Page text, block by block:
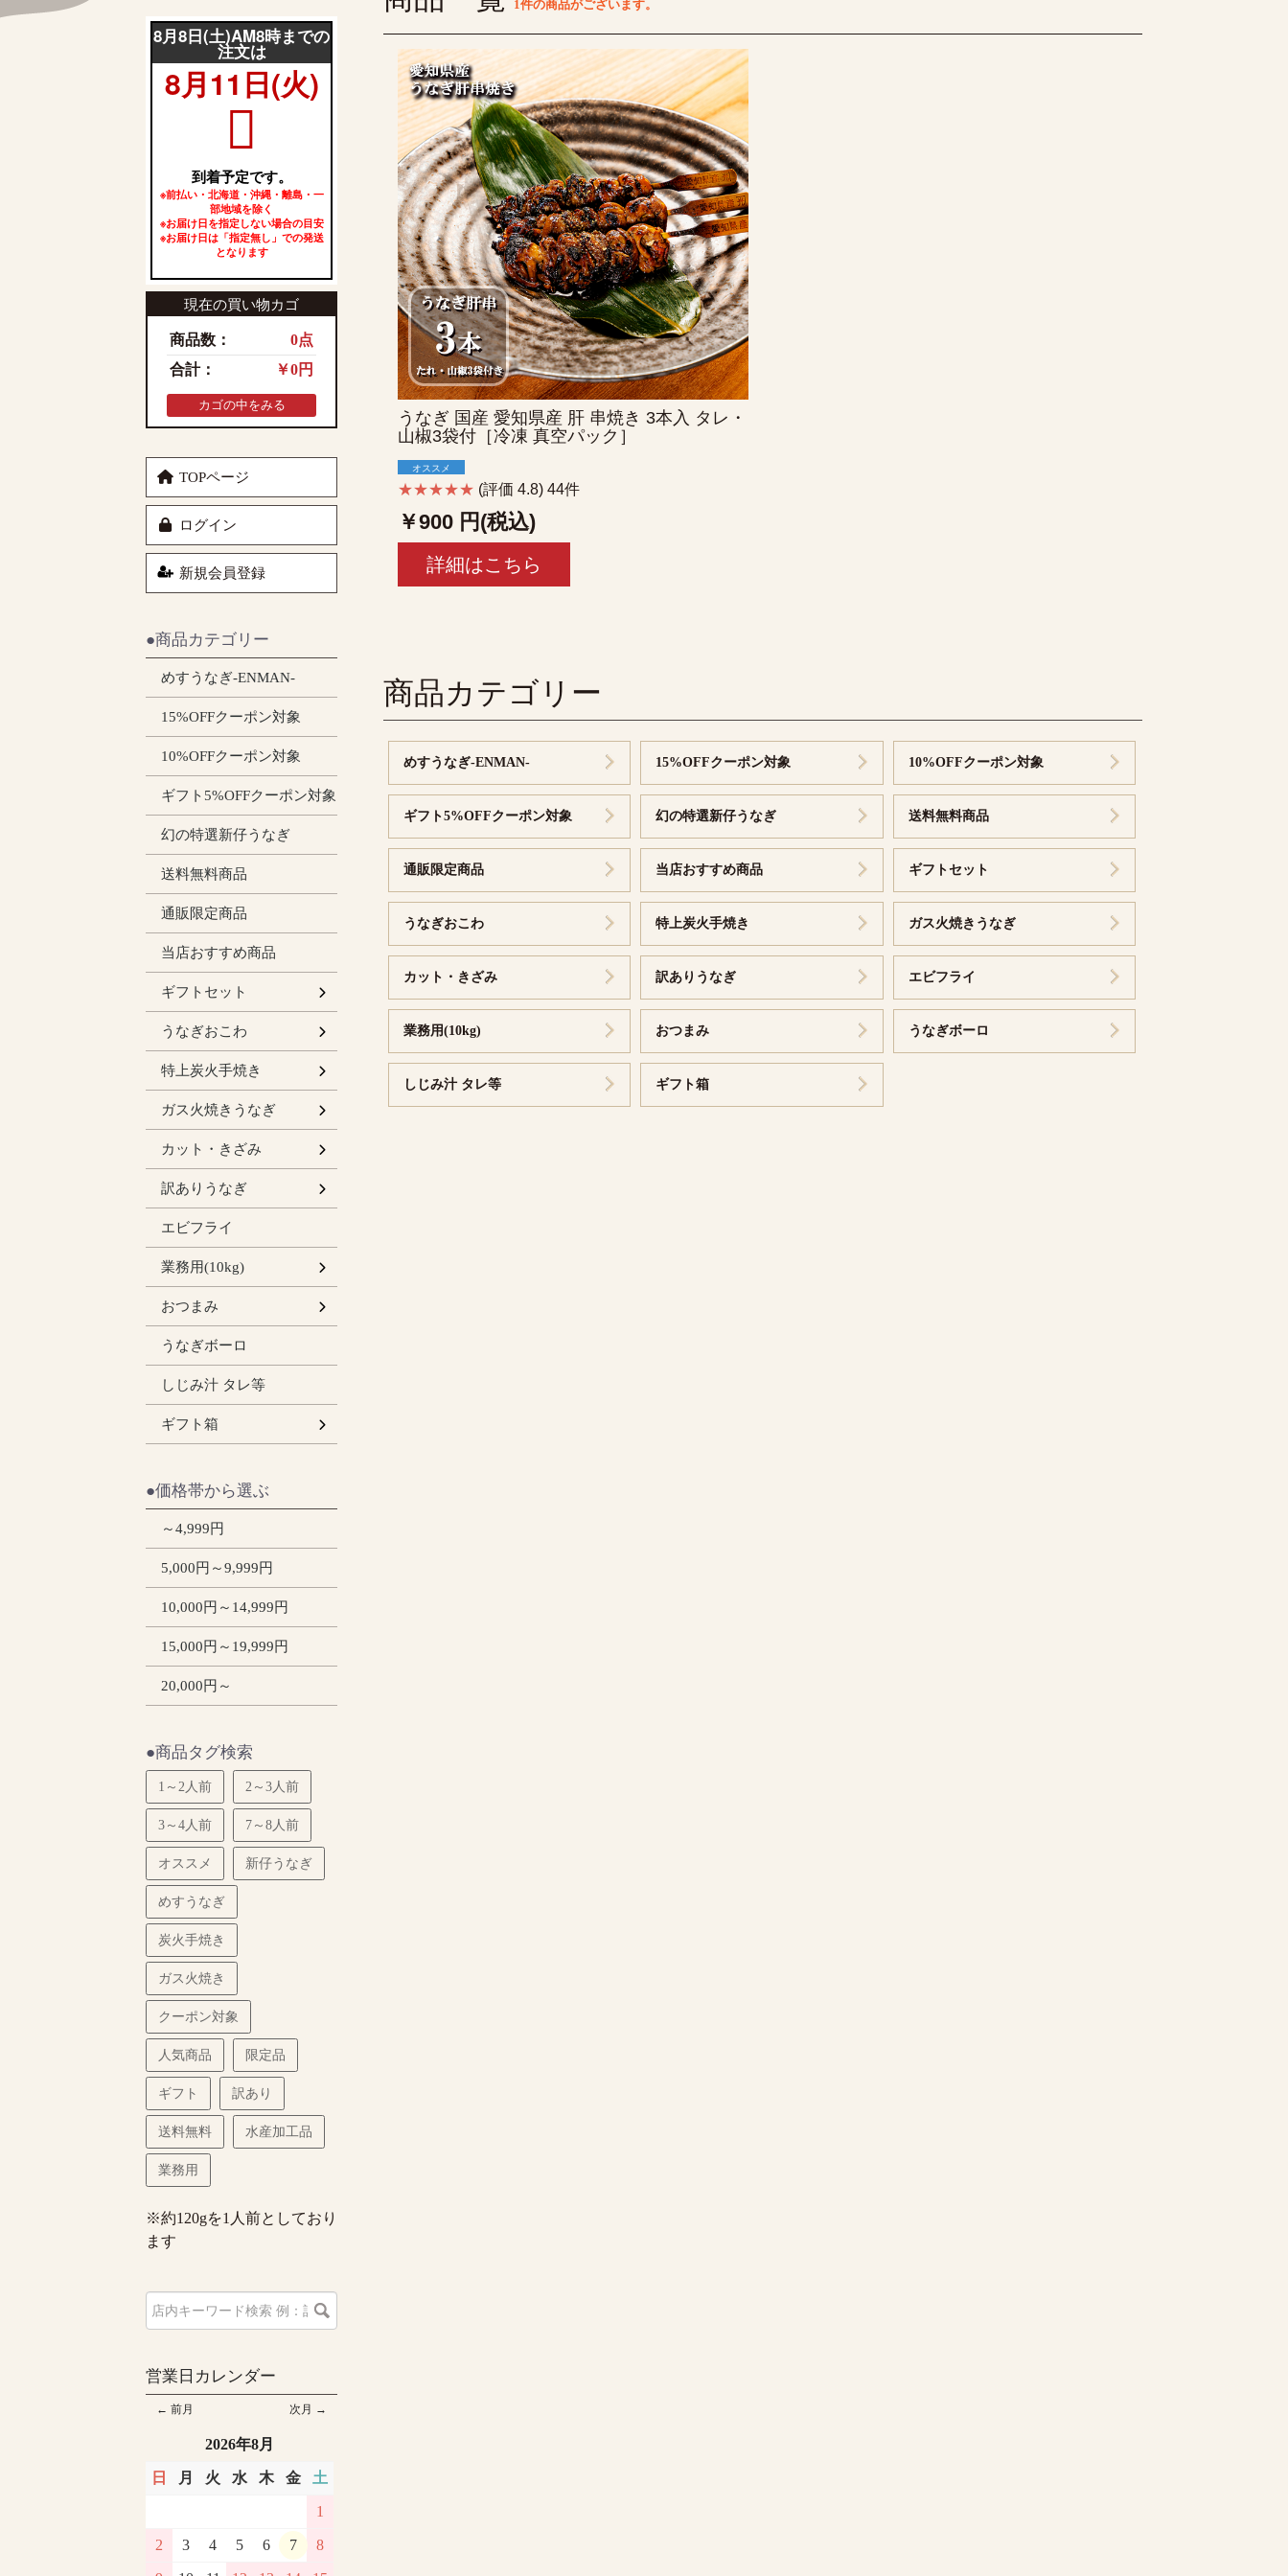
1件の商品がございます。
うなぎ 国産 愛知県産 肝 串焼き 3本入 タレ・
山椒3袋付［冷凍 真空パック］
オススメ
★★★★★ (評価 4.8) 44件
￥900 円(税込)
詳細はこちら
商品カテゴリー
めすうなぎ-ENMAN- 15%OFFクーポン対象 10%OFFクーポン対象
ギフト5%OFFクーポン対象 幻の特選新仔うなぎ 送料無料商品
通販限定商品 当店おすすめ商品 ギフトセット
うなぎおこわ 特上炭火手焼き ガス火焼きうなぎ
カット・きざみ 訳ありうなぎ エビフライ
業務用(10kg) おつまみ うなぎボーロ
しじみ汁 タレ等 ギフト箱
現在の買い物カゴ
商品数：
0点
合計：
￥0円
カゴの中をみる
TOPページ
ログイン
新規会員登録
●商品カテゴリー
めすうなぎ-ENMAN-
15%OFFクーポン対象
10%OFFクーポン対象
ギフト5%OFFクーポン対象
幻の特選新仔うなぎ
送料無料商品
通販限定商品
当店おすすめ商品
ギフトセット
うなぎおこわ 6個入り
9個入り
特上炭火手焼き
ガス火焼きうなぎ 無頭長焼セット 紅白セット
無頭 特大1kg
無頭 大3尾
無頭 1kg 7~10尾
有頭長焼セット
【単品】無頭 蒲焼
カット・きざみ
訳ありうなぎ
エビフライ
業務用(10kg)
おつまみ
うなぎボーロ
しじみ汁 タレ等
ギフト箱
●価格帯から選ぶ
～4,999円
5,000円～9,999円
10,000円～14,999円
15,000円～19,999円
20,000円～
●商品タグ検索
1～2人前 2～3人前
3～4人前 7～8人前
オススメ 新仔うなぎ
めすうなぎ
炭火手焼き
ガス火焼き
クーポン対象
人気商品 限定品
ギフト 訳あり
送料無料 水産加工品
業務用
※約120gを1人前としており
ます
営業日カレンダー
← 前月 次月 →
2026年8月
日 月 火 水 木 金 土
1
2 3 4 5 6 7 8